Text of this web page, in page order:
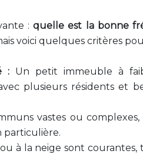
:quelle est la bonne
voici quelques critères
: Un petit immeuble à
plusieurs résidents et
vastes ou
particulière.
à la neige sont courantes,